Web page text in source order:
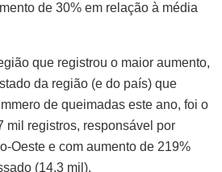
de 30% em relação à média
que registrou o maior aumento,
da região (e do país) que
de queimadas este ano, foi o
mil registros, responsável por
Oeste e com aumento de 219%
(14,3 mil).